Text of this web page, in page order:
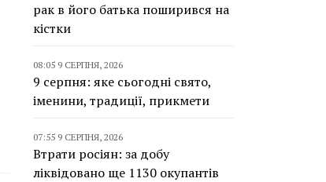
рак в його батька поширився на
кістки
08:05 9 СЕРПНЯ, 2026
9 серпня: яке сьогодні свято,
іменини, традиції, прикмети
07:55 9 СЕРПНЯ, 2026
Втрати росіян: за добу
ліквідовано ще 1130 окупантів